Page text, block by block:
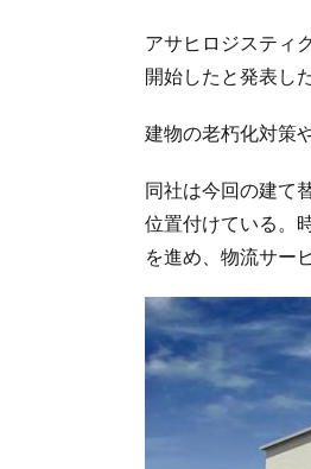
アサヒロジスティ
開始したと発表した
建物の老朽化対策
同社は今回の建て
位置付けている。
を進め、物流サー